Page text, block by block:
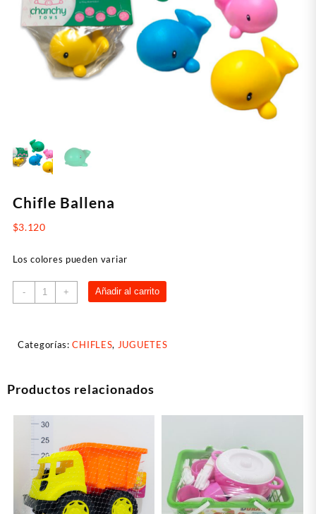
Chifle Ballena
$3.120
Los colores pueden variar
-
Chifle
Ballena
+ Añadir al carrito
Categorías:CHIFLES, JUGUETES
Productos relacionados